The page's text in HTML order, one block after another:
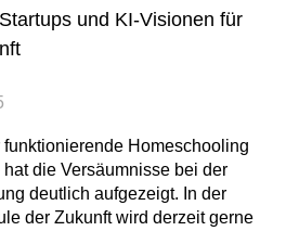
und KI-Visionen für
Homeschooling
die Versäumnisse bei der
deutlich aufgezeigt. In der
der Zukunft wird derzeit gerne